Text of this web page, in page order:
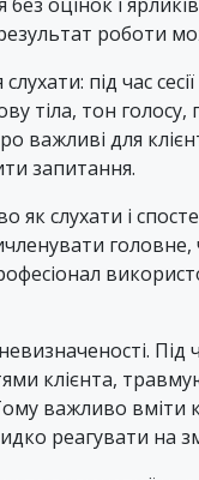
роботи
під час
тіла, тон
важливі для
запитання.
як слухати і
Під
клієнта,
важливо вміти
реагувати на